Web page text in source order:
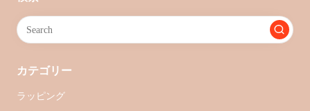
カテゴリー
ラッピング